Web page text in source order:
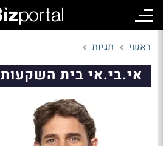
ראשי תגיות
אי.בי.אי בית השקעות